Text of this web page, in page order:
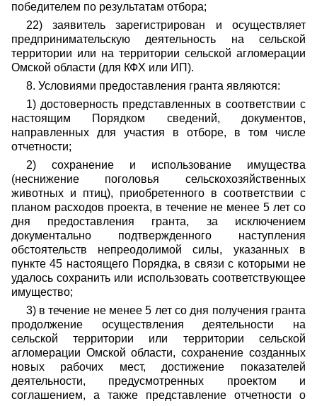
победителем по результатам отбора;
22) заявитель зарегистрирован и осуществляет
предпринимательскую деятельность на сельской
территории или на территории сельской агломерации
Омской области (для КФХ или ИП).
8. Условиями предоставления гранта являются:
1) достоверность представленных в соответствии с
настоящим Порядком сведений, документов,
направленных для участия в отборе, в том числе
отчетности;
2) сохранение и использование имущества
(неснижение поголовья сельскохозяйственных
животных и птиц), приобретенного в соответствии с
планом расходов проекта, в течение не менее 5 лет со
дня предоставления гранта, за исключением
документально подтвержденного наступления
обстоятельств непреодолимой силы, указанных в
пункте 45 настоящего Порядка, в связи с которыми не
удалось сохранить или использовать соответствующее
имущество;
3) в течение не менее 5 лет со дня получения гранта
продолжение осуществления деятельности на
сельской территории или территории сельской
агломерации Омской области, сохранение созданных
новых рабочих мест, достижение показателей
деятельности, предусмотренных проектом и
соглашением, а также представление отчетности о